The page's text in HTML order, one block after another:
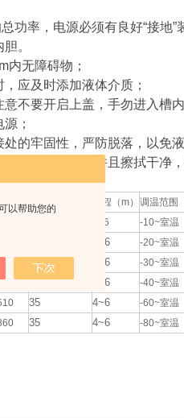
以帮助您的
功率，电源必须有良好“接地”
。
内无障碍物；
应及时添加液体介质；
不要开启上盖，手勿进入槽内
；
的牢固性，严防脱落，以免液
槽内的介质，并且擦拭干净
W） 流量（L/min） 扬程（m） 调温范围
4~6
-10~室温
4~6
-20~室温
35 4~6
-30~室温
35 4~6
-40~室温
35 4~6
-60~室温
35 4~6 -80~室温